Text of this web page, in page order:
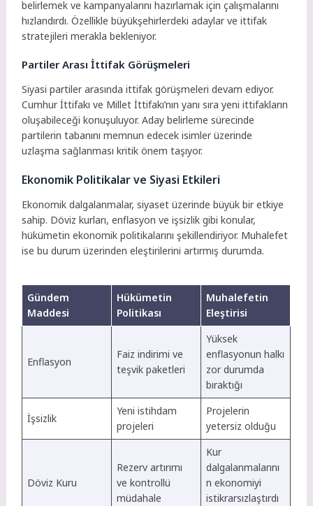
belirlemek ve kampanyalarını hazırlamak için çalışmalarını
hızlandırdı. Özellikle büyükşehirlerdeki adaylar ve ittifak
stratejileri merakla bekleniyor.
Partiler Arası İttifak Görüşmeleri
Siyasi partiler arasında ittifak görüşmeleri devam ediyor.
Cumhur İttifakı ve Millet İttifakı’nın yanı sıra yeni ittifakların
oluşabileceği konuşuluyor. Aday belirleme sürecinde
partilerin tabanını memnun edecek isimler üzerinde
uzlaşma sağlanması kritik önem taşıyor.
Ekonomik Politikalar ve Siyasi Etkileri
Ekonomik dalgalanmalar, siyaset üzerinde büyük bir etkiye
sahip. Döviz kurları, enflasyon ve işsizlik gibi konular,
hükümetin ekonomik politikalarını şekillendiriyor. Muhalefet
ise bu durum üzerinden eleştirilerini artırmış durumda.
Gündem
Maddesi
Hükümetin
Politikası
Muhalefetin
Eleştirisi
Enflasyon
Faiz indirimi ve
teşvik paketleri
Yüksek
enflasyonun halkı
zor durumda
bıraktığı
İşsizlik
Yeni istihdam
projeleri
Projelerin
yetersiz olduğu
Döviz Kuru
Rezerv artırımı
ve kontrollü
müdahale
Kur
dalgalanmalarını
n ekonomiyi
istikrarsızlaştırdı